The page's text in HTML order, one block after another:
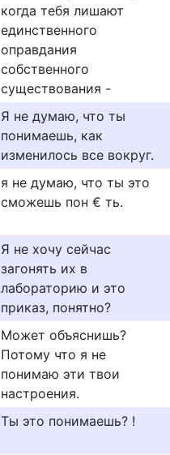
когда тебя лишают
единственного
оправдания
собственного
существования -
Я не думаю, что ты
понимаешь, как
изменилось все вокруг.
я не думаю, что ты это
сможешь пон € ть.
Я не хочу сейчас
загонять их в
лабораторию и это
приказ, понятно?
Может объяснишь?
Потому что я не
понимаю эти твои
настроения.
Ты это понимаешь? !